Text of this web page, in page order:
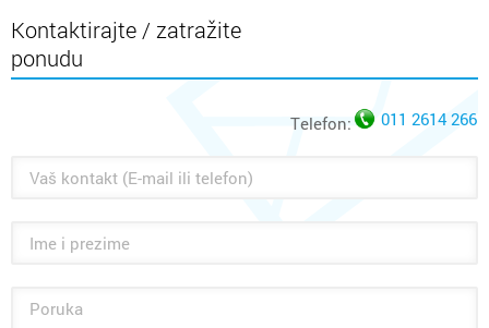
Kontaktirajte / zatražite
ponudu
Telefon: 011 2614 266